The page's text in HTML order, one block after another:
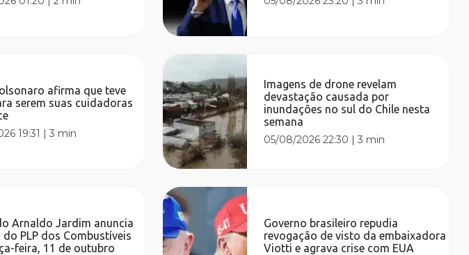
afirma que teve
serem suas cuidadoras
19:31 |3 min
Arnaldo Jardim anuncia
PLP dos Combustíveis
feira, 11 de outubro
Imagens de drone revelam
devastação causada por
inundações no sul do Chile nesta
semana
05/08/2026 22:30 |3 min
Governo brasileiro repudia
revogação de visto da embaixadora
Viotti e agrava crise com EUA